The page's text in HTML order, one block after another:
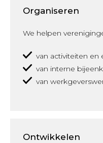
Organiseren
We helpen
van activiteiten en
van interne
van
Ontwikkelen